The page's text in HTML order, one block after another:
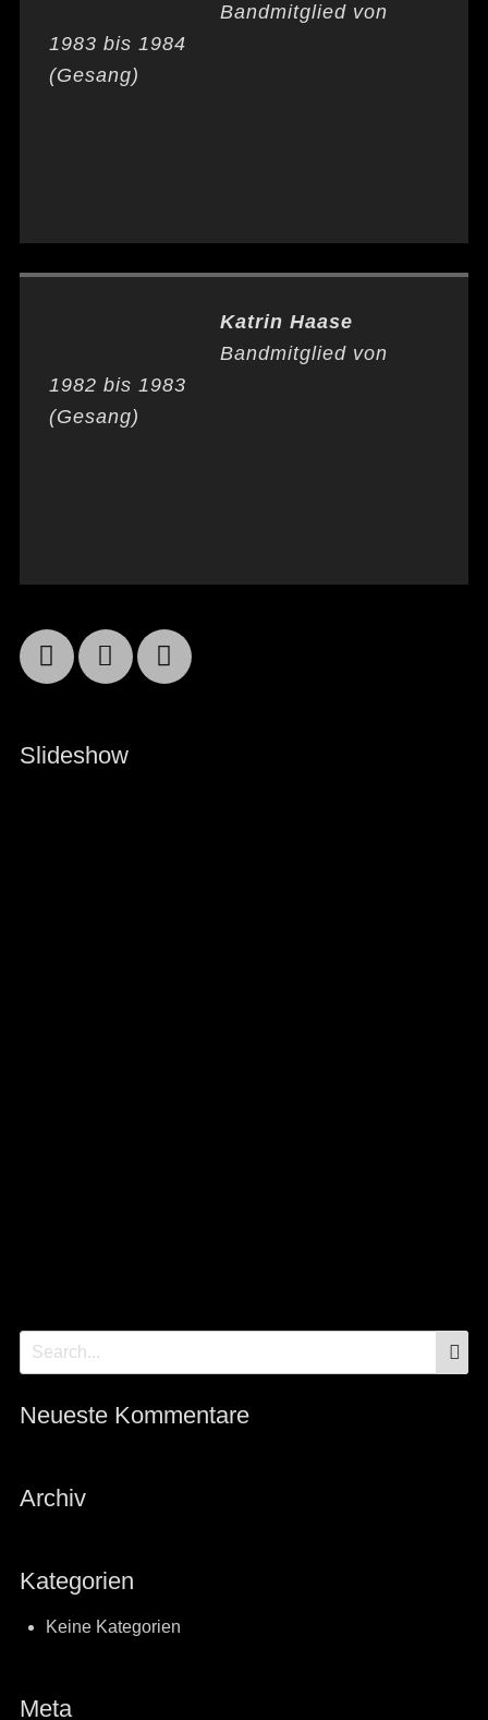
Bandmitglied von
1983 bis 1984
(Gesang)
Katrin Haase
Bandmitglied von
1982 bis 1983
(Gesang)
Facebook
Email YouTube
Slideshow
Search
for:
Neueste Kommentare
Archiv
Kategorien
Keine Kategorien
Meta